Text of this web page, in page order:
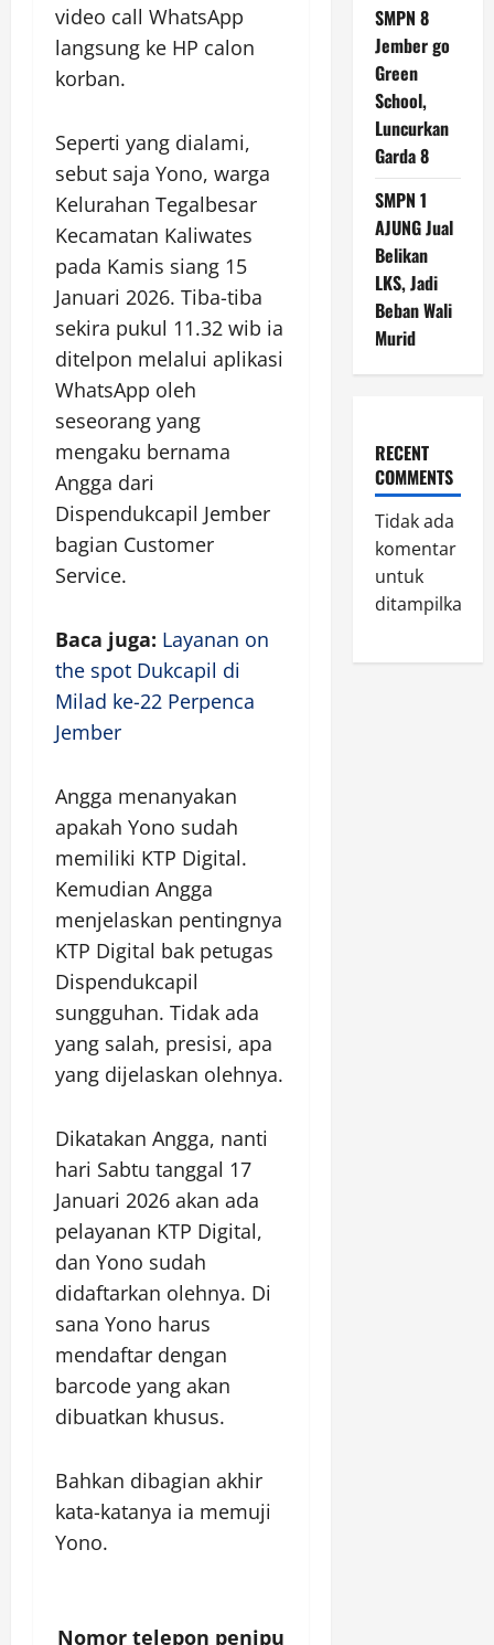
video call WhatsApp
langsung ke HP calon
korban.
Seperti yang dialami,
sebut saja Yono, warga
Kelurahan Tegalbesar
Kecamatan Kaliwates
pada Kamis siang 15
Januari 2026. Tiba-tiba
sekira pukul 11.32 wib ia
ditelpon melalui aplikasi
WhatsApp oleh
seseorang yang
mengaku bernama
Angga dari
Dispendukcapil Jember
bagian Customer
Service.
Baca juga: Layanan on
the spot Dukcapil di
Milad ke-22 Perpenca
Jember
Angga menanyakan
apakah Yono sudah
memiliki KTP Digital.
Kemudian Angga
menjelaskan pentingnya
KTP Digital bak petugas
Dispendukcapil
sungguhan. Tidak ada
yang salah, presisi, apa
yang dijelaskan olehnya.
Dikatakan Angga, nanti
hari Sabtu tanggal 17
Januari 2026 akan ada
pelayanan KTP Digital,
dan Yono sudah
didaftarkan olehnya. Di
sana Yono harus
mendaftar dengan
barcode yang akan
dibuatkan khusus.
Bahkan dibagian akhir
kata-katanya ia memuji
Yono.
Nomor telepon penipu
SMPN 8
Jember go
Green
School,
Luncurkan
Garda 8
SMPN 1
AJUNG Jual
Belikan
LKS, Jadi
Beban Wali
Murid
RECENT
COMMENTS
Tidak ada
komentar
untuk
ditampilkan.